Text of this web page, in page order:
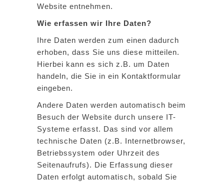
Website entnehmen.
Wie erfassen wir Ihre Daten?
Ihre Daten werden zum einen dadurch
erhoben, dass Sie uns diese mitteilen.
Hierbei kann es sich z.B. um Daten
handeln, die Sie in ein Kontaktformular
eingeben.
Andere Daten werden automatisch beim
Besuch der Website durch unsere IT-
Systeme erfasst. Das sind vor allem
technische Daten (z.B. Internetbrowser,
Betriebssystem oder Uhrzeit des
Seitenaufrufs). Die Erfassung dieser
Daten erfolgt automatisch, sobald Sie